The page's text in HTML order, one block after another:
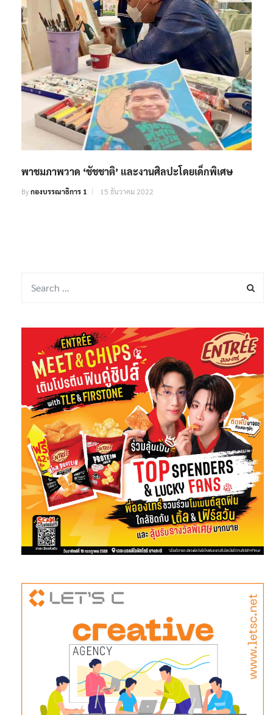
พาชมภาพวาด ‘ชัชชาติ’ และงานศิลปะโดยเด็กพิเศษ
Byกองบรรณาธิการ 1 15 ธันวาคม 2022